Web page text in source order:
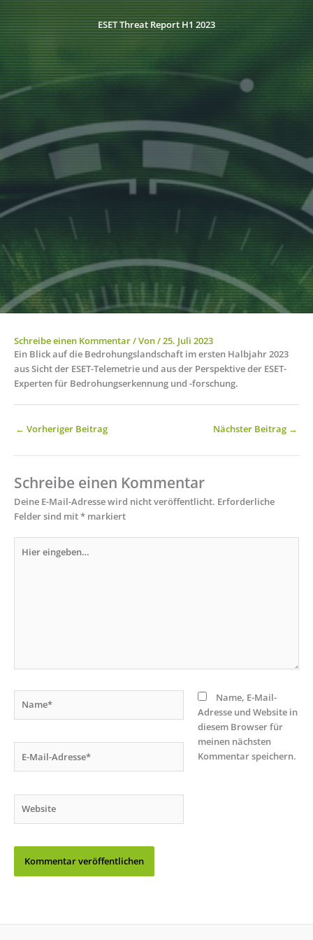
ESET Threat Report H1 2023
Schreibe einen Kommentar/ Von/25. Juli 2023
Ein Blick auf die Bedrohungslandschaft im ersten Halbjahr 2023
aus Sicht der ESET-Telemetrie und aus der Perspektive der ESET-
Experten für Bedrohungserkennung und -forschung.
← Vorheriger Beitrag Nächster Beitrag →
Schreibe einen Kommentar
Deine E-Mail-Adresse wird nicht veröffentlicht. Erforderliche
Felder sind mit* markiert
eingeben…
Mail-
Name, E-Mail-
Adresse und Website in
diesem Browser für
meinen nächsten
Kommentar speichern.